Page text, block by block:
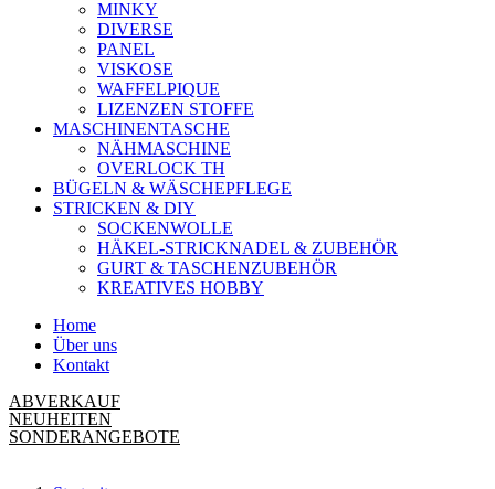
MINKY
DIVERSE
PANEL
VISKOSE
WAFFELPIQUE
LIZENZEN STOFFE
MASCHINENTASCHE
NÄHMASCHINE
OVERLOCK TH
BÜGELN & WÄSCHEPFLEGE
STRICKEN & DIY
SOCKENWOLLE
HÄKEL-STRICKNADEL & ZUBEHÖR
GURT & TASCHENZUBEHÖR
KREATIVES HOBBY
Home
Über uns
Kontakt
ABVERKAUF
NEUHEITEN
SONDERANGEBOTE